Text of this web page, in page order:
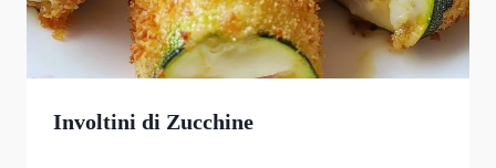
Involtini di Zucchine